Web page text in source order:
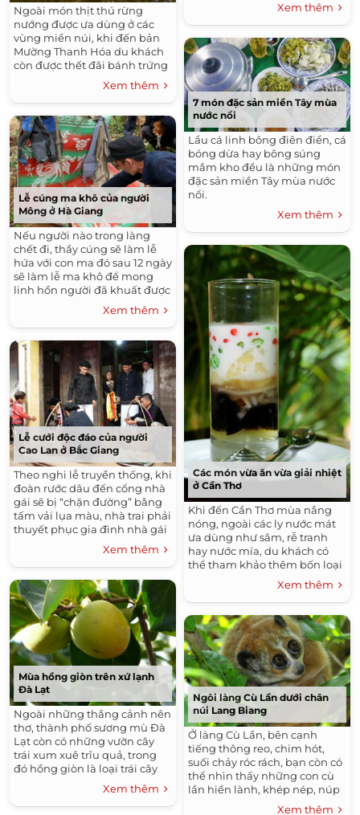
Ngoài món thịt thú rừng
nướng được ưa dùng ở các
vùng miền núi, khi đến bản
Mường Thanh Hóa du khách
còn được thết đãi bánh trứng
kiến hoặc thịt lợn muối chua.
Xem thêm
Lễ cúng ma khô của người
Mông ở Hà Giang
Nếu người nào trong làng
chết đi, thầy cúng sẽ làm lễ
hứa với con ma đó sau 12 ngày
sẽ làm lễ ma khô để mong
linh hồn người đã khuất được
siêu thoát và gia đình có tang
sẽ không bị ma theo quấy rối.
Xem thêm
Lễ cưới độc đáo của người
Cao Lan ở Bắc Giang
Theo nghi lễ truyền thống, khi
đoàn rước dâu đến cổng nhà
gái sẽ bị “chặn đường” bằng
tấm vải lụa màu, nhà trai phải
thuyết phục gia đình nhà gái
bằng điệu hát sình ca thì mới
được phép vào trong.
Xem thêm
Mùa hồng giòn trên xứ lạnh
Đà Lạt
Ngoài những thắng cảnh nên
thơ, thành phố sương mù Đà
Lạt còn có những vườn cây
trái xum xuê trĩu quả, trong
đó hồng giòn là loại trái cây
đặc sản ngon, hấp dẫn mà du
khách không thể bỏ qua.
Xem thêm
Xem thêm
7 món đặc sản miền Tây mùa
nước nổi
Lẩu cá linh bông điên điển, cá
bóng dừa hay bông súng
mắm kho đều là những món
đặc sản miền Tây mùa nước
nổi.
Xem thêm
Các món vừa ăn vừa giải nhiệt
ở Cần Thơ
Khi đến Cần Thơ mùa nắng
nóng, ngoài các ly nước mát
ưa dùng như sâm, rễ tranh
hay nước mía, du khách có
thể tham khảo thêm bốn loại
đồ ăn có thể giải khát sau đây.
Xem thêm
Ngôi làng Cù Lần dưới chân
núi Lang Biang
Ở làng Cù Lần, bên cạnh
tiếng thông reo, chim hót,
suối chảy róc rách, bạn còn có
thể nhìn thấy những con cù
lần hiền lành, khép nép, núp
cuộn mình trong những lùm
Xem thêm